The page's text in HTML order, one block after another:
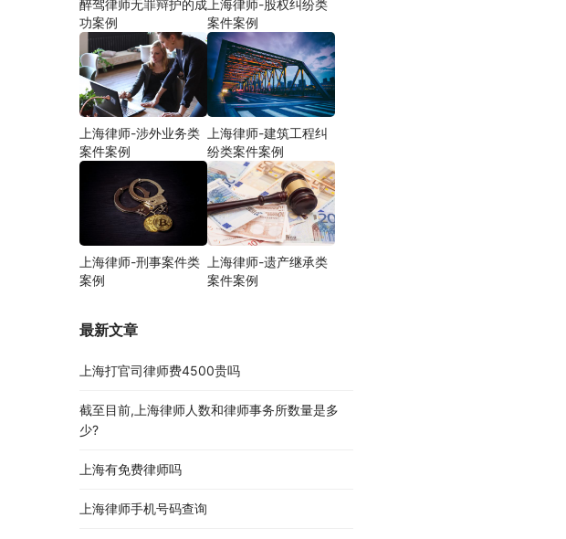
醉驾律师无罪辩护的成
功案例
上海律师-股权纠纷类
案件案例
上海律师-涉外业务类
案件案例
上海律师-建筑工程纠
纷类案件案例
上海律师-刑事案件类
案例
上海律师-遗产继承类
案件案例
最新文章
上海打官司律师费4500贵吗
截至目前,上海律师人数和律师事务所数量是多
少?
上海有免费律师吗
上海律师手机号码查询